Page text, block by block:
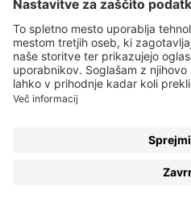
SPF 30
Senčila za oči
Tekoči puder
Ličenje povešenih vek
Kako povečati oči